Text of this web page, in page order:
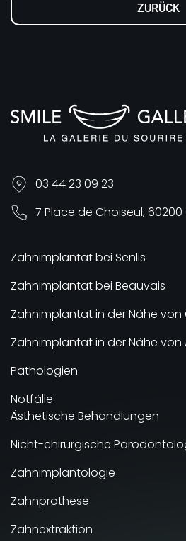
ZURÜCK
03 44 23 09 23
7 Place de Choiseul,
Ästhetische Behandlungen
Nicht-chirurgische
Zahnimplantologie
Zahnprothese
Zahnextraktion
Zahnimplantat bei Senlis
Zahnimplantat bei Beauvais
Zahnimplantat in der Nähe von
Zahnimplantat in der Nähe von
Pathologien
Notfälle